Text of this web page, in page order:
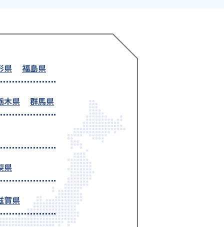
県 福島県
木県 群馬県
県
賀県